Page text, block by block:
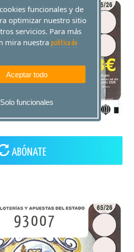
39983
ABÓNATE
93007
funcionales y de
optimizar nuestro sitio
servicios. Para más
mira nuestra politica de
Aceptar todo
Solo funcionales